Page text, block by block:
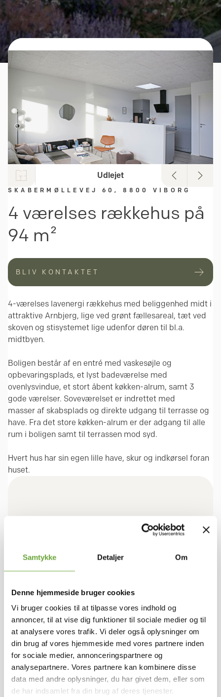
Samtykke Detaljer Om
Denne hjemmeside bruger cookies
Vi bruger cookies til at tilpasse vores indhold og
annoncer, til at vise dig funktioner til sociale medier og til
at analysere vores trafik. Vi deler også oplysninger om
din brug af vores hjemmeside med vores partnere inden
for sociale medier, annonceringspartnere og
analysepartnere. Vores partnere kan kombinere disse
data med andre oplysninger, du har givet dem, eller som
de har indsamlet fra din brug af deres tjenester.
Udlejet
SKABERMØLLEVEJ 60, 8800 VIBORG
4 værelses rækkehus på
94 m²
BLIV KONTAKTET
4-værelses lavenergi rækkehus med beliggenhed midt i
attraktive Arnbjerg, lige ved grønt fællesareal, tæt ved
skoven og stisystemet lige udenfor døren til bl.a.
midtbyen.
Boligen består af en entré med vaskesøjle og
opbevaringsplads, et lyst badeværelse med
ovenlysvindue, et stort åbent køkken-alrum, samt 3
gode værelser. Soveværelset er indrettet med
masser af skabsplads og direkte udgang til terrasse og
have. Fra det store køkken-alrum er der adgang til alle
rum i boligen samt til terrassen mod syd.
Hvert hus har sin egen lille have, skur og indkørsel foran
huset.
Rum/vær.
Bruttoareal
Antal plan
ØKONOMI
Leje pr. måned
A conto varme
A conto vand
9.775 kr.
Afregnes separat
Afregnes separat